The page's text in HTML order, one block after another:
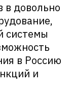
в довольно
системы
в Россию
и